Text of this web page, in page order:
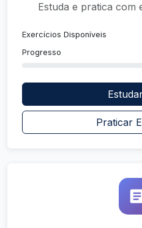
Estuda e pratica com
Exercícios Disponíveis
Progresso
Praticar